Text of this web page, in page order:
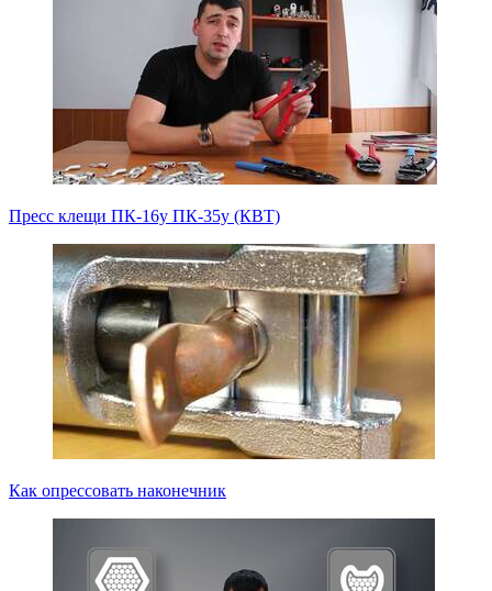
Пресс клещи ПК-16у ПК-35у (КВТ)
Как опрессовать наконечник